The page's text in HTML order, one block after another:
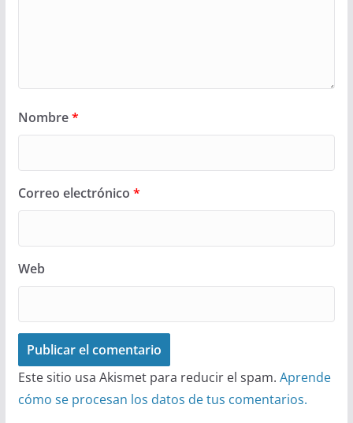
Nombre*
Correo electrónico *
Web
Este sitio usa Akismet para reducir el spam. Aprende
cómo se procesan los datos de tus comentarios.